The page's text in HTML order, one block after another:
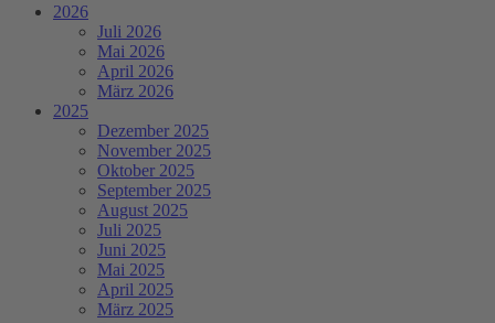
2026
Juli 2026
Mai 2026
April 2026
März 2026
2025
Dezember 2025
November 2025
Oktober 2025
September 2025
August 2025
Juli 2025
Juni 2025
Mai 2025
April 2025
März 2025